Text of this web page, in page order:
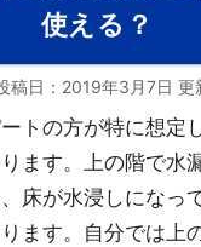
使える？
稿日：2019年3月7日 更
トの方が特に想定
ます。上の階で水
床が水浸しになっ
ます。自分では上